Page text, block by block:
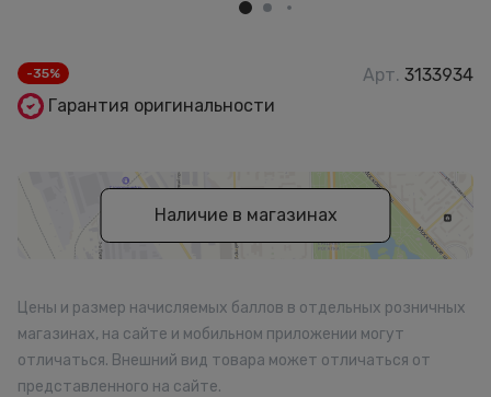
-35% Арт. 3133934
Гарантия оригинальности
Наличие в магазинах
Цены и размер начисляемых баллов в отдельных розничных
магазинах, на сайте и мобильном приложении могут
отличаться. Внешний вид товара может отличаться от
представленного на сайте.